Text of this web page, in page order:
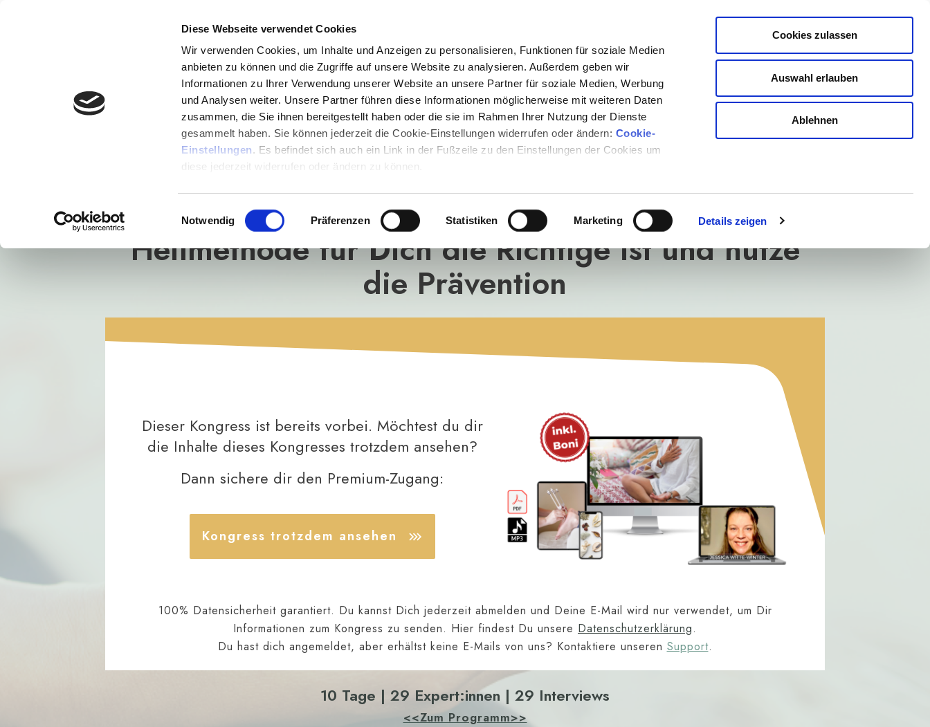
Diese Webseite verwendet Cookies
Wir verwenden Cookies, um Inhalte und Anzeigen zu personalisieren, Funktionen für soziale Medien
anbieten zu können und die Zugriffe auf unsere Website zu analysieren. Außerdem geben wir
Informationen zu Ihrer Verwendung unserer Website an unsere Partner für soziale Medien, Werbung
und Analysen weiter. Unsere Partner führen diese Informationen möglicherweise mit weiteren Daten
zusammen, die Sie ihnen bereitgestellt haben oder die sie im Rahmen Ihrer Nutzung der Dienste
gesammelt haben. Sie können jederzeit die Cookie-Einstellungen widerrufen oder ändern: Cookie-
Einstellungen. Es befindet sich auch ein Link in der Fußzeile zu den Einstellungen der Cookies um
diese jederzeit widerrufen oder ändern zu können.
Einwilligungsauswahl
Notwendig Präferenzen Statistiken Marketing Details zeigen
Cookies zulassen
Auswahl erlauben
Ablehnen
Kostenlos anmelden
Gratis & Online vom 24. Februar bis 5. März 2023
Von Ayurveda über Nährstofftherapie bis zu
biologischer Zahnmedizin - Erfahre, welche
Heilmethode für Dich die Richtige ist und nutze
die Prävention
Dieser Kongress ist bereits vorbei. Möchtest du dir
die Inhalte dieses Kongresses trotzdem ansehen?
Dann sichere dir den Premium-Zugang:
Kongress trotzdem ansehen
100% Datensicherheit garantiert. Du kannst Dich jederzeit abmelden und Deine E-Mail wird nur verwendet, um Dir
Informationen zum Kongress zu senden. Hier findest Du unsere Datenschutzerklärung.
Du hast dich angemeldet, aber erhältst keine E-Mails von uns? Kontaktiere unseren Support.
10 Tage | 29 Expert:innen | 29 Interviews
<<Zum Programm>>